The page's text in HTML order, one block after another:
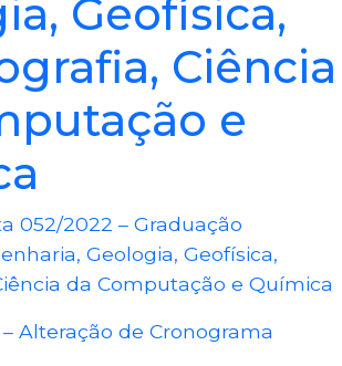
Geofísica,
Ciência
e
052/2022 – Graduação
Geologia, Geofísica,
da Computação e Química
Alteração de Cronograma